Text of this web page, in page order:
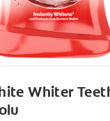
Whiter